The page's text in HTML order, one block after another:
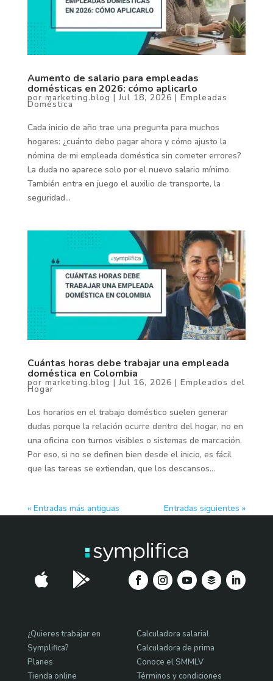
Aumento de salario para empleadas
domésticas en 2026: cómo aplicarlo
por marketing.blog |Jul 18, 2026 | Empleadas
Doméstica
Cada inicio de año trae una pregunta para muchos
hogares: ¿cuánto debo pagar ahora y cómo ajusto la
nómina de mi empleada doméstica sin cometer errores?
La duda no aparece solo por el nuevo salario mínimo.
También entra en juego el auxilio de transporte, la
seguridad...
Cuántas horas debe trabajar una empleada
doméstica en Colombia
por marketing.blog |Jul 16, 2026 | Empleados del
Hogar
Los horarios en el trabajo doméstico suelen generar
dudas porque la relación ocurre dentro del hogar, no en
una oficina con turnos visibles o sistemas de marcación.
Por eso, si no se definen bien desde el inicio, es fácil
que las tareas se extiendan, que los descansos...
« Entradas más antiguas Entradas siguientes »
 
¿Quieres trabajar en
Symplifica?
Planes
Tienda online
Calculadora salarial
Calculadora de prima
Conoce el SMMLV
Términos y condiciones